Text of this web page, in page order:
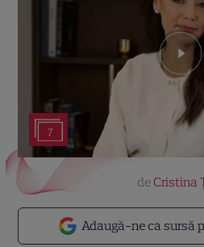
7
Adaugă-ne ca sursă
de Cristina